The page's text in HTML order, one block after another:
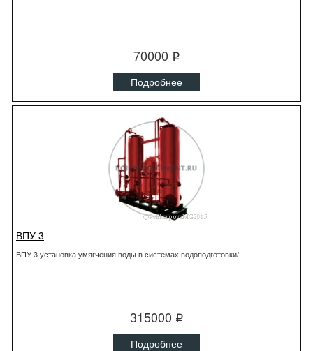
70000 q
Подробнее
ВПУ 3
ВПУ 3 установка умягчения воды в системах водоподготовки/
315000 q
Подробнее